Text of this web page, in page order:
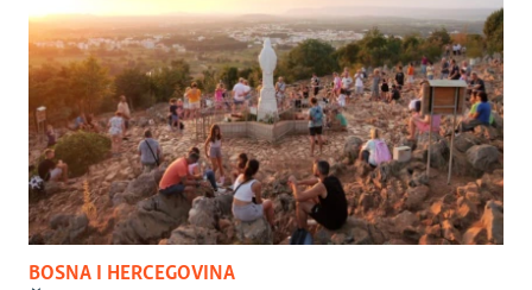
BOSNA I HERCEGOVINA